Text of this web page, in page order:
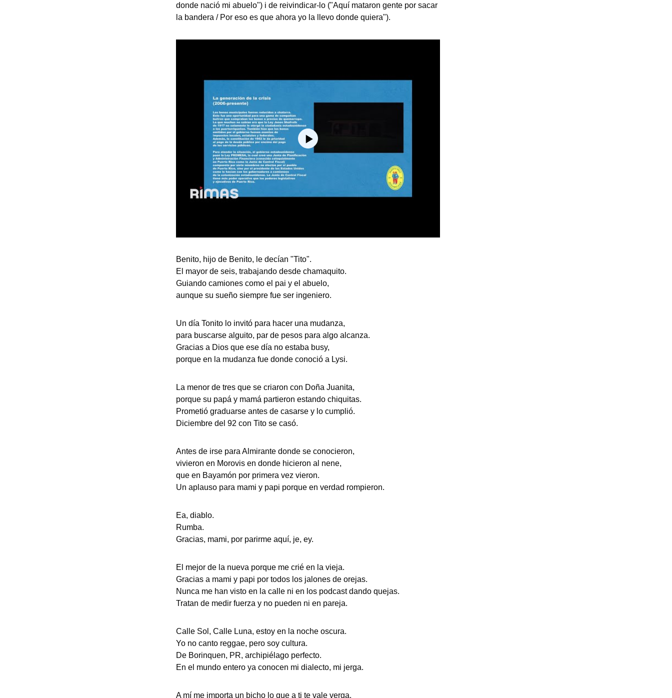
donde nació mi abuelo") i de reivindicar-lo ("Aquí mataron gente por sacar
la bandera / Por eso es que ahora yo la llevo donde quiera").
Benito, hijo de Benito, le decían "Tito".
El mayor de seis, trabajando desde chamaquito.
Guiando camiones como el pai y el abuelo,
aunque su sueño siempre fue ser ingeniero.
Un día Tonito lo invitó para hacer una mudanza,
para buscarse alguito, par de pesos para algo alcanza.
Gracias a Dios que ese día no estaba busy,
porque en la mudanza fue donde conoció a Lysi.
La menor de tres que se criaron con Doña Juanita,
porque su papá y mamá partieron estando chiquitas.
Prometió graduarse antes de casarse y lo cumplió.
Diciembre del 92 con Tito se casó.
Antes de irse para Almirante donde se conocieron,
vivieron en Morovis en donde hicieron al nene,
que en Bayamón por primera vez vieron.
Un aplauso para mami y papi porque en verdad rompieron.
Ea, diablo.
Rumba.
Gracias, mami, por parirme aquí, je, ey.
El mejor de la nueva porque me crié en la vieja.
Gracias a mami y papi por todos los jalones de orejas.
Nunca me han visto en la calle ni en los podcast dando quejas.
Tratan de medir fuerza y no pueden ni en pareja.
Calle Sol, Calle Luna, estoy en la noche oscura.
Yo no canto reggae, pero soy cultura.
De Borinquen, PR, archipiélago perfecto.
En el mundo entero ya conocen mi dialecto, mi jerga.
A mí me importa un bicho lo que a ti te vale verga.